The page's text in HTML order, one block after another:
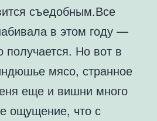
съедобным.Все
в этом году —
получается. Но вот в
мясо, странное
еще и вишни много
ощущение, что с